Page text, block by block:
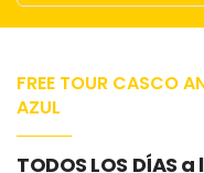
Sobre nosotros
Únete a nuestro equipo
Tours en Europa
FREE TOUR CASCO
AZUL
TODOS LOS DÍAS